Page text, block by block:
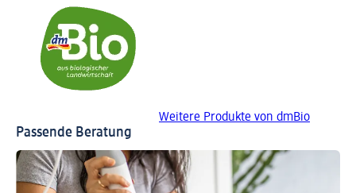
Weitere Produkte von dmBio
Passende Beratung